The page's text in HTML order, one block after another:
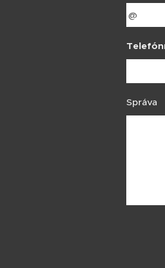
Správa